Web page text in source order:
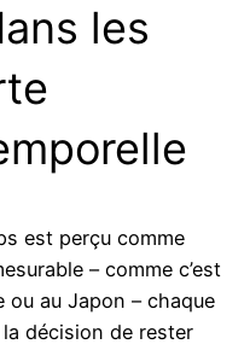
les
est perçu comme
– comme c’est
ou au Japon – chaque
décision de rester